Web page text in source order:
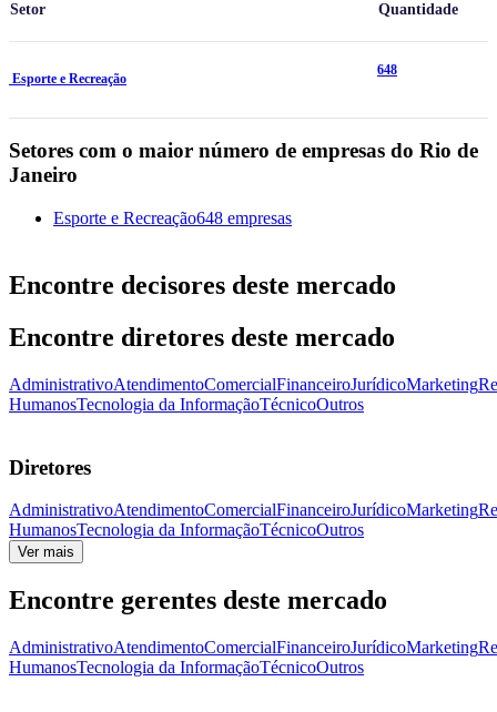
Setor Quantidade
Esporte e Recreação
648
Setores com o maior número de empresas do Rio de
Janeiro
Esporte e Recreação648 empresas
Encontre decisores deste mercado
Encontre diretores deste mercado
AdministrativoAtendimentoComercialFinanceiroJurídicoMarketing
HumanosTecnologia da InformaçãoTécnicoOutros
Diretores
AdministrativoAtendimentoComercialFinanceiroJurídicoMarketing
HumanosTecnologia da InformaçãoTécnicoOutros
Ver mais
Encontre gerentes deste mercado
AdministrativoAtendimentoComercialFinanceiroJurídicoMarketing
HumanosTecnologia da InformaçãoTécnicoOutros